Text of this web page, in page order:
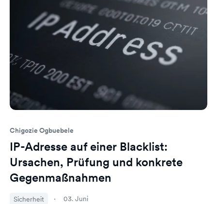
Chigozie Ogbuebele
IP-Adresse auf einer Blacklist:
Ursachen, Prüfung und konkrete
Gegenmaßnahmen
Sicherheit 03. Juni